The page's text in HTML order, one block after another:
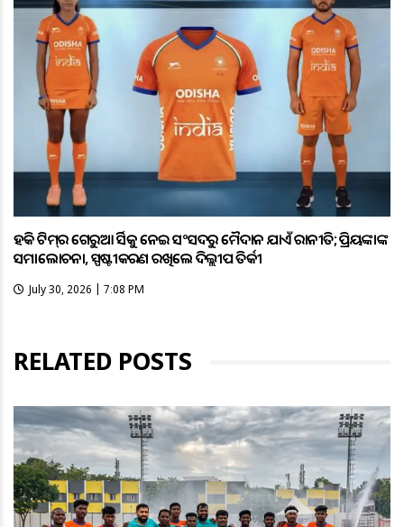
ହକି ଟିମ୍‌ର ଗେରୁଆ ଜର୍ସିକୁ ନେଇ ସଂସଦରୁ ମୈଦାନ ଯାଏଁ ରାଜନୀତି; ପ୍ରିୟଙ୍କାଙ୍କ
ସମାଲୋଚନା, ସ୍ପଷ୍ଟୀକରଣ ରଖିଲେ ଦିଲ୍ଲୀପ ତିର୍କୀ
July 30, 2026 | 7:08 PM
RELATED POSTS